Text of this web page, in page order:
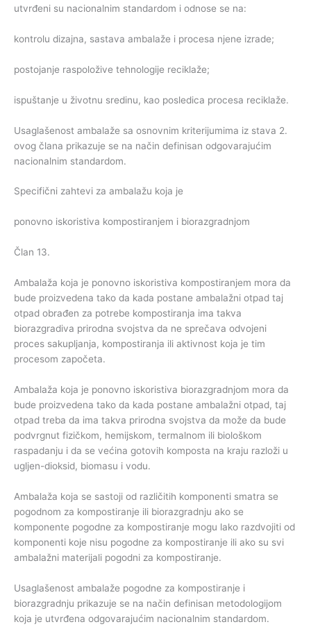
utvrđeni su nacionalnim standardom i odnose se na:
kontrolu dizajna, sastava ambalaže i procesa njene izrade;
postojanje raspoložive tehnologije reciklaže;
ispuštanje u životnu sredinu, kao posledica procesa reciklaže.
Usaglašenost ambalaže sa osnovnim kriterijumima iz stava 2.
ovog člana prikazuje se na način definisan odgovarajućim
nacionalnim standardom.
Specifični zahtevi za ambalažu koja je
ponovno iskoristiva kompostiranjem i biorazgradnjom
Član 13.
Ambalaža koja je ponovno iskoristiva kompostiranjem mora da
bude proizvedena tako da kada postane ambalažni otpad taj
otpad obrađen za potrebe kompostiranja ima takva
biorazgradiva prirodna svojstva da ne sprečava odvojeni
proces sakupljanja, kompostiranja ili aktivnost koja je tim
procesom započeta.
Ambalaža koja je ponovno iskoristiva biorazgradnjom mora da
bude proizvedena tako da kada postane ambalažni otpad, taj
otpad treba da ima takva prirodna svojstva da može da bude
podvrgnut fizičkom, hemijskom, termalnom ili biološkom
raspadanju i da se većina gotovih komposta na kraju razloži u
ugljen-dioksid, biomasu i vodu.
Ambalaža koja se sastoji od različitih komponenti smatra se
pogodnom za kompostiranje ili biorazgradnju ako se
komponente pogodne za kompostiranje mogu lako razdvojiti od
komponenti koje nisu pogodne za kompostiranje ili ako su svi
ambalažni materijali pogodni za kompostiranje.
Usaglašenost ambalaže pogodne za kompostiranje i
biorazgradnju prikazuje se na način definisan metodologijom
koja je utvrđena odgovarajućim nacionalnim standardom.